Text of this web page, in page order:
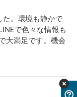
た。環境も静かで
で色々な情報も
大満足です。機会